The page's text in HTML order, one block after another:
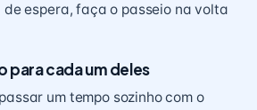
espera, faça o passeio na volta
para cada um deles
um tempo sozinho com o